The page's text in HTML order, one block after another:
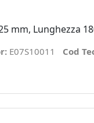
mm, Lunghezza
E07S10011 Cod